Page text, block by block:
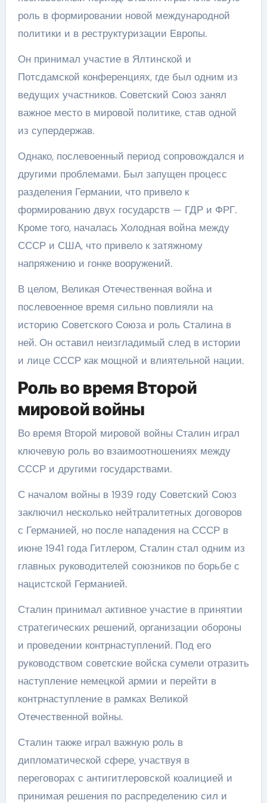
роль в формировании новой международной
политики и в реструктуризации Европы.
Он принимал участие в Ялтинской и
Потсдамской конференциях, где был одним из
ведущих участников. Советский Союз занял
важное место в мировой политике, став одной
из супердержав.
Однако, послевоенный период сопровождался и
другими проблемами. Был запущен процесс
разделения Германии, что привело к
формированию двух государств — ГДР и ФРГ.
Кроме того, началась Холодная война между
СССР и США, что привело к затяжному
напряжению и гонке вооружений.
В целом, Великая Отечественная война и
послевоенное время сильно повлияли на
историю Советского Союза и роль Сталина в
ней. Он оставил неизгладимый след в истории
и лице СССР как мощной и влиятельной нации.
Роль во время Второй
мировой войны
Во время Второй мировой войны Сталин играл
ключевую роль во взаимоотношениях между
СССР и другими государствами.
С началом войны в 1939 году Советский Союз
заключил несколько нейтралитетных договоров
с Германией, но после нападения на СССР в
июне 1941 года Гитлером, Сталин стал одним из
главных руководителей союзников по борьбе с
нацистской Германией.
Сталин принимал активное участие в принятии
стратегических решений, организации обороны
и проведении контрнаступлений. Под его
руководством советские войска сумели отразить
наступление немецкой армии и перейти в
контрнаступление в рамках Великой
Отечественной войны.
Сталин также играл важную роль в
дипломатической сфере, участвуя в
переговорах с антигитлеровской коалицией и
принимая решения по распределению сил и